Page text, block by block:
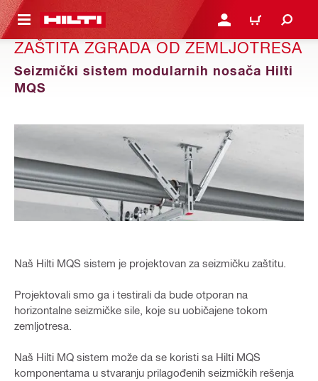
SADRŽAJ PRIJAVITE SE ILI SE
KORPA
ZAŠTITA ZGRADA OD ZEMLJOTRESA
Seizmički sistem modularnih nosača Hilti
MQS
Naš Hilti MQS sistem je projektovan za seizmičku zaštitu.
Projektovali smo ga i testirali da bude otporan na
horizontalne seizmičke sile, koje su uobičajene tokom
zemljotresa.
Naš Hilti MQ sistem može da se koristi sa Hilti MQS
komponentama u stvaranju prilagođenih seizmičkih rešenja